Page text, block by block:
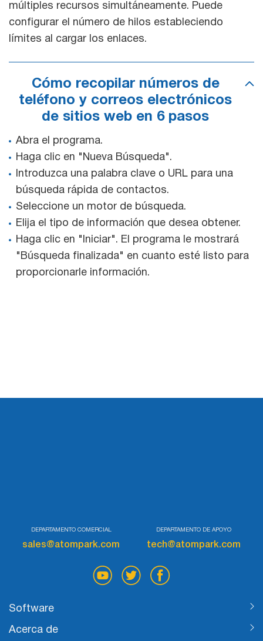
múltiples recursos simultáneamente. Puede
configurar el número de hilos estableciendo
límites al cargar los enlaces.
Cómo recopilar números de
teléfono y correos electrónicos
de sitios web en 6 pasos
Abra el programa.
Haga clic en "Nueva Búsqueda".
Introduzca una palabra clave o URL para una
búsqueda rápida de contactos.
Seleccione un motor de búsqueda.
Elija el tipo de información que desea obtener.
Haga clic en "Iniciar". El programa le mostrará
"Búsqueda finalizada" en cuanto esté listo para
proporcionarle información.
DEPARTAMENTO COMERCIAL
sales@atompark.com
DEPARTAMENTO DE APOYO
tech@atompark.com
Software
Acerca de